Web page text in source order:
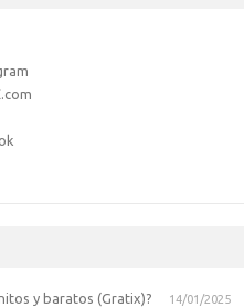
y baratos (Gratix)? 14/01/2025